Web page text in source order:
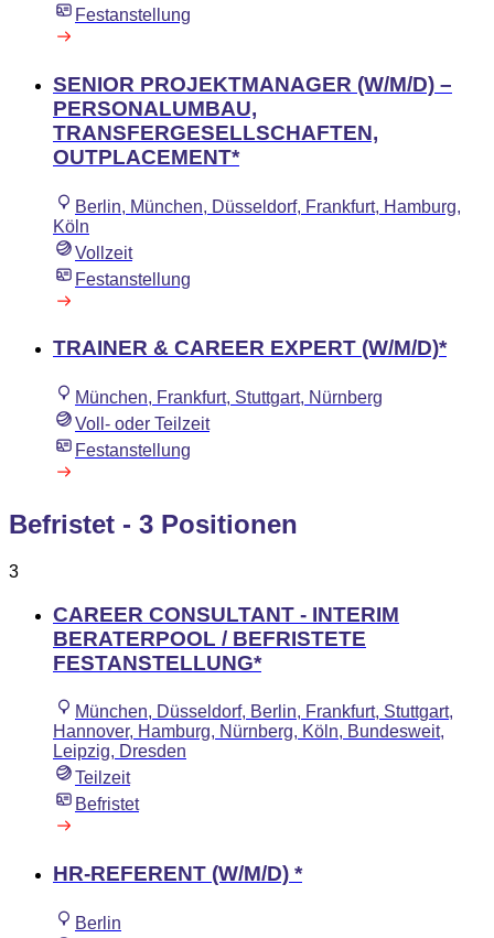
Festanstellung
SENIOR PROJEKTMANAGER (W/M/D) –
PERSONALUMBAU,
TRANSFERGESELLSCHAFTEN,
OUTPLACEMENT​*
Berlin, München, Düsseldorf, Frankfurt, Hamburg,
Köln
Vollzeit
Festanstellung
TRAINER & CAREER EXPERT (W/M/D)*
München, Frankfurt, Stuttgart, Nürnberg
Voll- oder Teilzeit
Festanstellung
Befristet - 3 Positionen
3
CAREER CONSULTANT - INTERIM
BERATERPOOL / BEFRISTETE
FESTANSTELLUNG*
München, Düsseldorf, Berlin, Frankfurt, Stuttgart,
Hannover, Hamburg, Nürnberg, Köln, Bundesweit,
Leipzig, Dresden
Teilzeit
Befristet
HR-REFERENT (W/M/D) *
Berlin